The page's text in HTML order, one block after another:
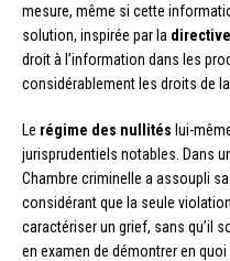
mesure, même si cette
solution, inspirée par la
droit à l’information dans les
considérablement les droits de
Le régime des nullités lui-
jurisprudentiels notables. Dans
Chambre criminelle a assoupli
considérant que la seule
caractériser un grief, sans qu’il
en examen de démontrer en